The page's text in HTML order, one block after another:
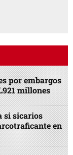
por embargos
millones
si sicarios
en